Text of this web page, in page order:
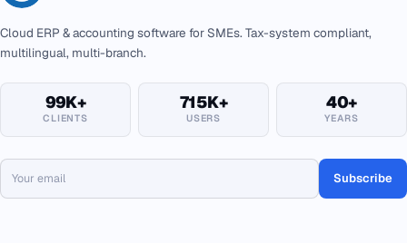
Cloud ERP & accounting software for SMEs. Tax-system compliant,
multilingual, multi-branch.
99K+
CLIENTS
715K+
USERS
40+
YEARS
Subscribe